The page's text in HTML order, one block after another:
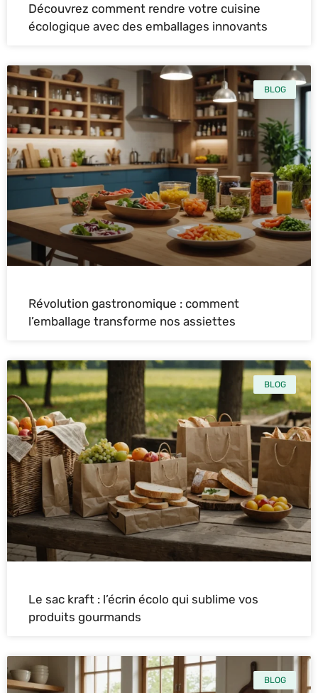
Découvrez comment rendre votre cuisine
écologique avec des emballages innovants
BLOG
Révolution gastronomique : comment
l’emballage transforme nos assiettes
BLOG
Le sac kraft : l’écrin écolo qui sublime vos
produits gourmands
BLOG